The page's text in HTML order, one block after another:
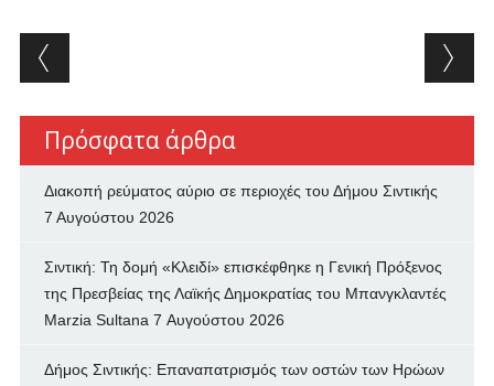
Post navigation
Πρόσφατα άρθρα
Διακοπή ρεύματος αύριο σε περιοχές του Δήμου Σιντικής
7 Αυγούστου 2026
Σιντική: Τη δομή «Κλειδί» επισκέφθηκε η Γενική Πρόξενος
της Πρεσβείας της Λαϊκής Δημοκρατίας του Μπανγκλαντές
Marzia Sultana 7 Αυγούστου 2026
Δήμος Σιντικής: Επαναπατρισμός των oστών των Ηρώων